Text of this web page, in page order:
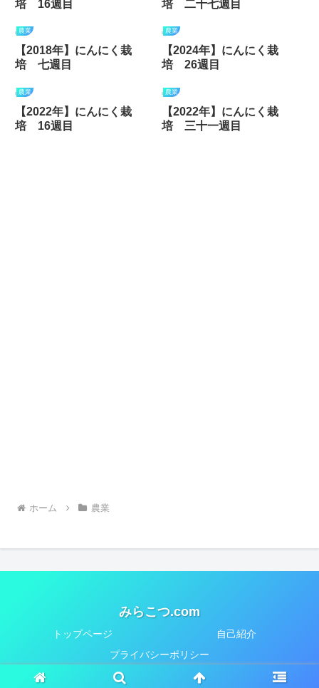
培 16週目
培 二十七週目
農業
【2018年】にんにく栽
培 七週目
農業
【2024年】にんにく栽
培 26週目
農業
【2022年】にんにく栽
培 16週目
農業
【2022年】にんにく栽
培 三十一週目
ホーム 農業
みらこつ.com
トップページ
自己紹介
プライバシーポリシー
© 2018-2026 みらこつ.com.